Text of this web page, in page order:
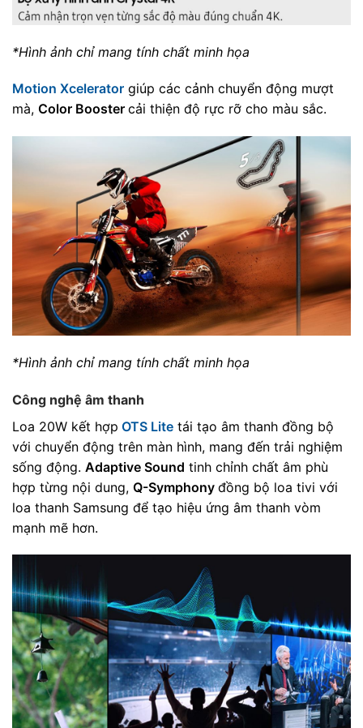
*Hình ảnh chỉ mang tính chất minh họa
Motion Xcelerator giúp các cảnh chuyển động mượt
mà, Color Booster cải thiện độ rực rỡ cho màu sắc.
*Hình ảnh chỉ mang tính chất minh họa
Công nghệ âm thanh
Loa 20W kết hợp OTS Lite tái tạo âm thanh đồng bộ
với chuyển động trên màn hình, mang đến trải nghiệm
sống động. Adaptive Sound tinh chỉnh chất âm phù
hợp từng nội dung, Q-Symphony đồng bộ loa tivi với
loa thanh Samsung để tạo hiệu ứng âm thanh vòm
mạnh mẽ hơn.